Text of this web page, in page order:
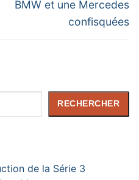
BMW et une Mercedes
confisquées
RECHERCHER
de la Série 3